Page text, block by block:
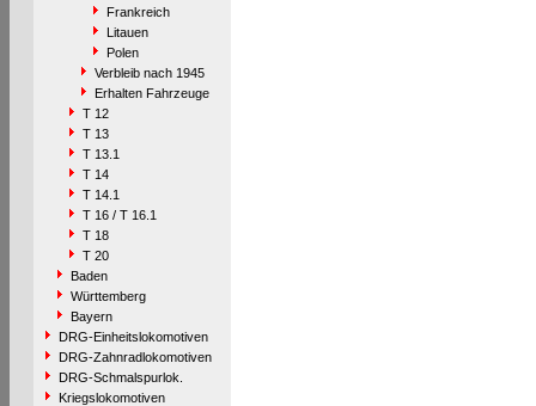
Frankreich
Litauen
Polen
Verbleib nach 1945
Erhalten Fahrzeuge
T 12
T 13
T 13.1
T 14
T 14.1
T 16 / T 16.1
T 18
T 20
Baden
Württemberg
Bayern
DRG-Einheitslokomotiven
DRG-Zahnradlokomotiven
DRG-Schmalspurlok.
Kriegslokomotiven